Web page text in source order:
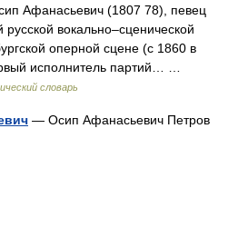
Афанасьевич (1807 78), певец
вокально–сценической
оперной сцене (с 1860 в
исполнитель партий… …
словарь
— Осип Афанасьевич Петров